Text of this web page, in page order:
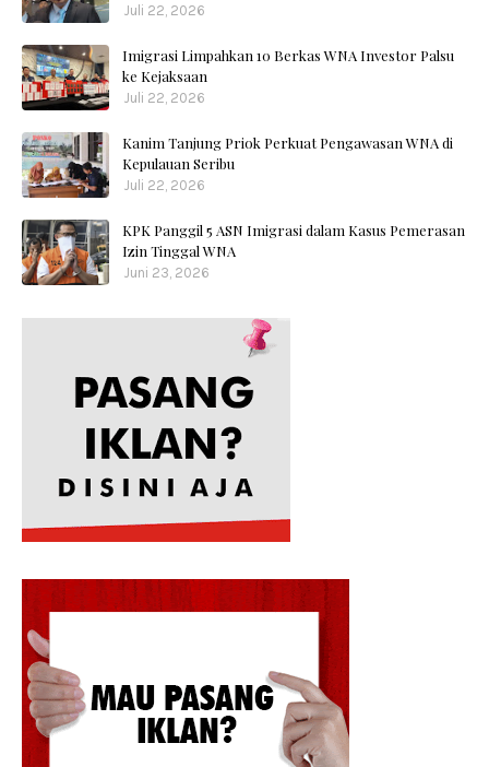
Juli 22, 2026
Imigrasi Limpahkan 10 Berkas WNA Investor Palsu
ke Kejaksaan
Juli 22, 2026
Kanim Tanjung Priok Perkuat Pengawasan WNA di
Kepulauan Seribu
Juli 22, 2026
KPK Panggil 5 ASN Imigrasi dalam Kasus Pemerasan
Izin Tinggal WNA
Juni 23, 2026